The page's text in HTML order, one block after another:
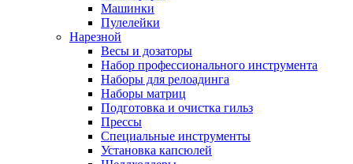
Машинки
Пулелейки
Нарезной
Весы и дозаторы
Набор профессионального инструмента
Наборы для релоадинга
Наборы матриц
Подготовка и очистка гильз
Прессы
Специальные инструменты
Установка капсюлей